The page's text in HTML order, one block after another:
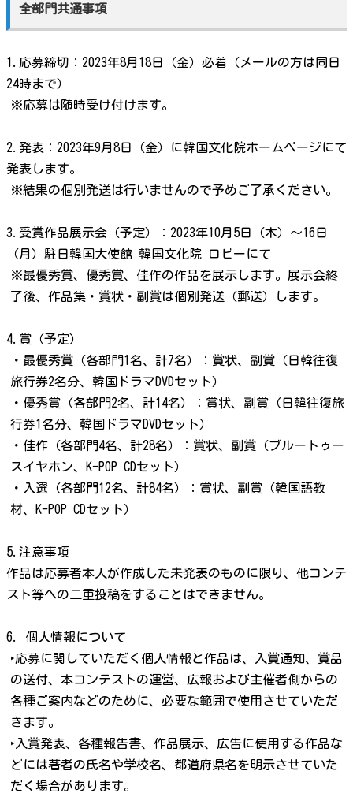
全部門共通事項
1.応募締切：2023年8月18日（金）必着（メールの方は同日
24時まで）
※応募は随時受け付けます。
2.発表：2023年9月8日（金）に韓国文化院ホームページにて
発表します。
※結果の個別発送は行いませんので予めご了承ください。
3.受賞作品展示会（予定）：2023年10月5日（木）～16日
（月）駐日韓国大使館 韓国文化院 ロビーにて
※最優秀賞、優秀賞、佳作の作品を展示します。展示会終
了後、作品集・賞状・副賞は個別発送（郵送）します。
4.賞（予定）
・最優秀賞（各部門1名、計7名）：賞状、副賞（日韓往復
旅行券2名分、韓国ドラマDVDセット）
・優秀賞（各部門2名、計14名）：賞状、副賞（日韓往復旅
行券1名分、韓国ドラマDVDセット）
・佳作（各部門4名、計28名）：賞状、副賞（ブルートゥー
スイヤホン、K-POP CDセット）
・入選（各部門12名、計84名）：賞状、副賞（韓国語教
材、K-POP CDセット）
5.注意事項
作品は応募者本人が作成した未発表のものに限り、他コンテ
スト等への二重投稿をすることはできません。
6. 個人情報について
‣応募に関していただく個人情報と作品は、入賞通知、賞品
の送付、本コンテストの運営、広報および主催者側からの
各種ご案内などのために、必要な範囲で使用させていただ
きます。
‣入賞発表、各種報告書、作品展示、広告に使用する作品な
どには著者の氏名や学校名、都道府県名を明示させていた
だく場合があります。